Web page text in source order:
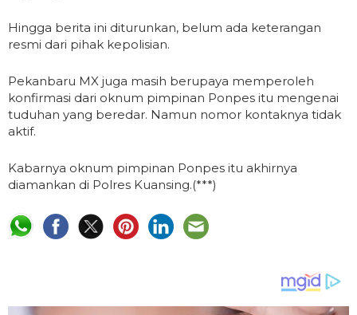
Hingga berita ini diturunkan, belum ada keterangan
resmi dari pihak kepolisian.
Pekanbaru MX juga masih berupaya memperoleh
konfirmasi dari oknum pimpinan Ponpes itu mengenai
tuduhan yang beredar. Namun nomor kontaknya tidak
aktif.
Kabarnya oknum pimpinan Ponpes itu akhirnya
diamankan di Polres Kuansing.(***)